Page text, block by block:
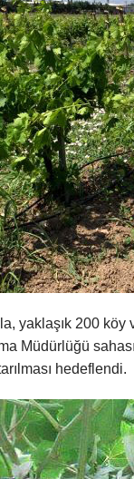
yaklaşık 200
Müdürlüğü
hedeflendi.